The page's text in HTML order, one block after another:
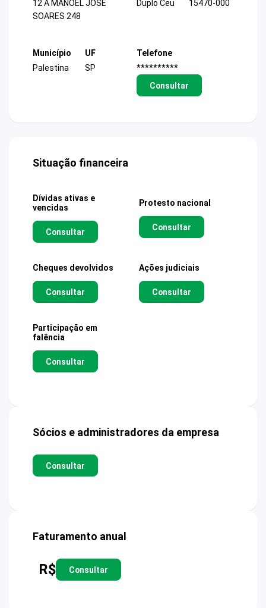
12 A MANOEL JOSE
SOARES 248
Duplo Ceu
15470-000
Município
Palestina
UF
SP
Telefone
**********
Consultar
Situação financeira
Dívidas ativas e
vencidas
Consultar
Protesto nacional
Consultar
Cheques devolvidos
Consultar
Ações judiciais
Consultar
Participação em
falência
Consultar
Sócios e administradores da empresa
Consultar
Faturamento anual
R$ Consultar